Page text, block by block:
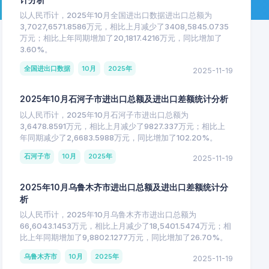
以人民币计，2025年10月全国进出口数据进出口总额为
3,7027,6571.8586万元，相比上月减少了3408,5845.0735
万元；相比上年同期增加了20,1817.4216万元，同比增加了
3.60%。
全国进出口数据 10月 2025年 2025-11-19
2025年10月石河子市进出口总额及进出口差额统计分析
以人民币计，2025年10月石河子市进出口总额为
3,6478.8591万元，相比上月减少了9827.337万元；相比上
年同期减少了2,6683.5988万元，同比增加了102.20%。
石河子市 10月 2025年 2025-11-19
2025年10月乌鲁木齐市进出口总额及进出口差额统计分
析
以人民币计，2025年10月乌鲁木齐市进出口总额为
66,6043.1453万元，相比上月减少了18,5401.5474万元；相
比上年同期增加了9,8802.1277万元，同比增加了26.70%。
乌鲁木齐市 10月 2025年 2025-11-19